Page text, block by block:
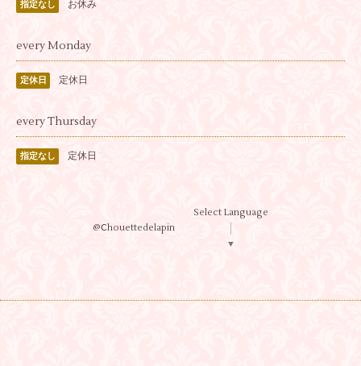
指定なし お休み
every Monday
定休日 定休日
every Thursday
指定なし 定休日
@Ⅽhouettedelapin
Select Language
▼